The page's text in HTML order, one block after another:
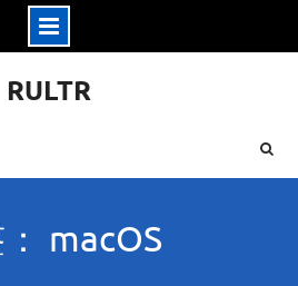
RULTR
macOS